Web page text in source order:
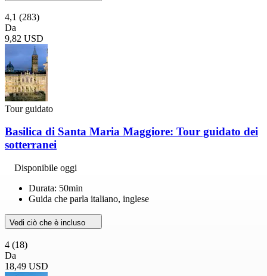
4,1 (283)
Da
9,82 USD
Tour guidato
Basilica di Santa Maria Maggiore: Tour guidato dei
sotterranei
Disponibile oggi
Durata: 50min
Guida che parla italiano, inglese
Vedi ciò che è incluso
4 (18)
Da
18,49 USD